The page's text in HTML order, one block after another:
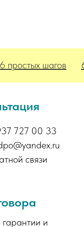
шагов 6
727 00 33
связи
и